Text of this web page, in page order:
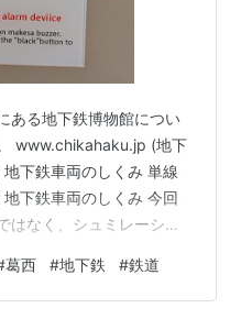
ある地下鉄博物館につい
www.chikahaku.jp (地下
下鉄車両のしくみ 単線
下鉄車両のしくみ 今回
はなく、シュミレーショ
ました。 鉄道車両の仕
のコーナー。 東京高速鉄
葛西 #地下鉄 #鉄道